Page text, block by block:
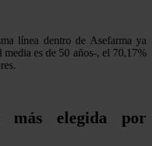
línea dentro de Asefarma ya
media es de 50 años-, el 70,17%
más elegida por